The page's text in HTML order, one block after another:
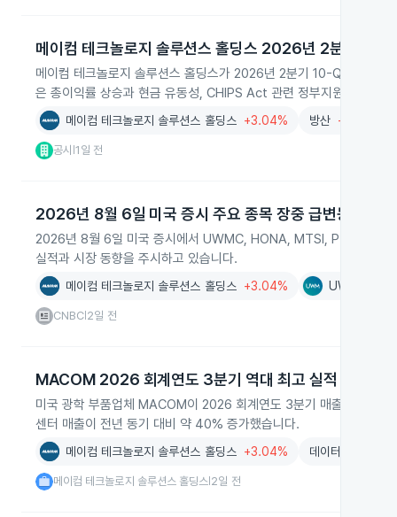
메이컴 테크놀로지 솔루션스 홀딩스 2026년 2분기 실적
메이컴 테크놀로지 솔루션스 홀딩스가 2026년 2분기 10-Q를 제출
은 총이익률 상승과 현금 유동성, CHIPS Act 관련 정부지원 논의를
메이컴 테크놀로지 솔루션스 홀딩스 +3.04% 방산 +1.46%
공시 |1일 전
2026년 8월 6일 미국 증시 주요 종목 장중 급변동
2026년 8월 6일 미국 증시에서 UWMC, HONA, MTSI, PTON 등 주
실적과 시장 동향을 주시하고 있습니다.
메이컴 테크놀로지 솔루션스 홀딩스 +3.04% UWM 홀딩스
CNBC 2일 전
MACOM 2026 회계연도 3분기 역대 최고 실적
미국 광학 부품업체 MACOM이 2026 회계연도 3분기 매출 3억
센터 매출이 전년 동기 대비 약 40% 증가했습니다.
메이컴 테크놀로지 솔루션스 홀딩스 +3.04% 데이터센터
메이컴 테크놀로지 솔루션스 홀딩스 2일 전